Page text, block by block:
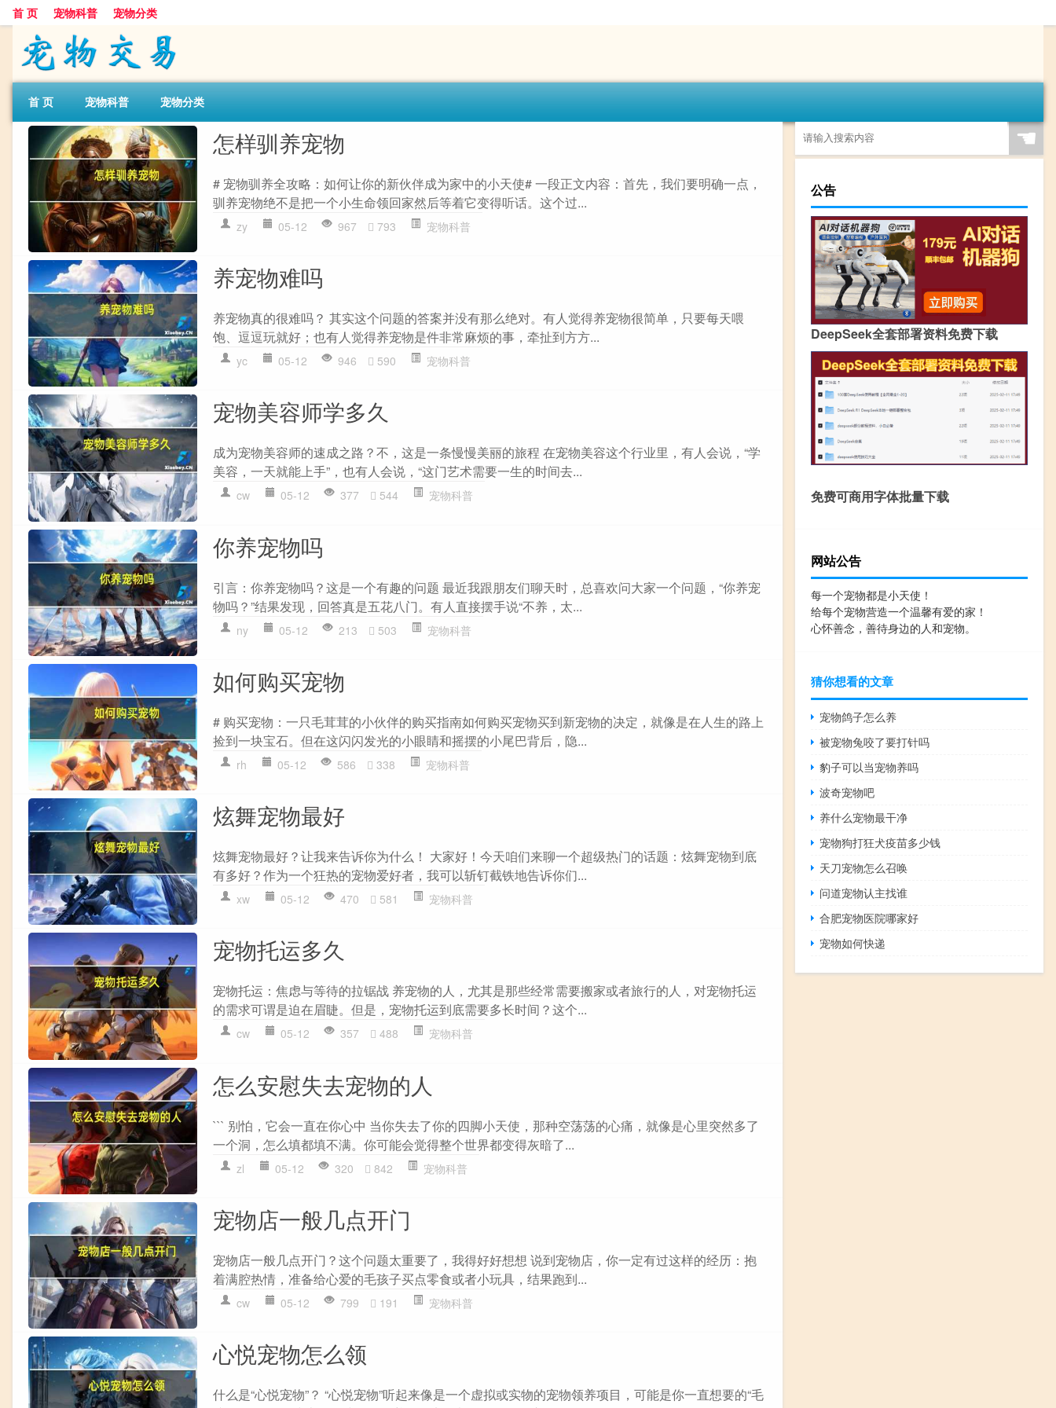
首 页 宠物科普 宠物分类
首 页 宠物科普 宠物分类
怎样驯养宠物
# 宠物驯养全攻略：如何让你的新伙伴成为家中的小天使# 一段正文内容：首先，我们要明确一点，
驯养宠物绝不是把一个小生命领回家然后等着它变得听话。这个过...
zy 05-12 967 793 宠物科普
养宠物难吗
养宠物真的很难吗？ 其实这个问题的答案并没有那么绝对。有人觉得养宠物很简单，只要每天喂
饱、逗逗玩就好；也有人觉得养宠物是件非常麻烦的事，牵扯到方方...
yc 05-12 946 590 宠物科普
宠物美容师学多久
成为宠物美容师的速成之路？不，这是一条慢慢美丽的旅程 在宠物美容这个行业里，有人会说，“学
美容，一天就能上手”，也有人会说，“这门艺术需要一生的时间去...
cw 05-12 377 544 宠物科普
你养宠物吗
引言：你养宠物吗？这是一个有趣的问题 最近我跟朋友们聊天时，总喜欢问大家一个问题，“你养宠
物吗？”结果发现，回答真是五花八门。有人直接摆手说“不养，太...
ny 05-12 213 503 宠物科普
如何购买宠物
# 购买宠物：一只毛茸茸的小伙伴的购买指南如何购买宠物买到新宠物的决定，就像是在人生的路上
捡到一块宝石。但在这闪闪发光的小眼睛和摇摆的小尾巴背后，隐...
rh 05-12 586 338 宠物科普
炫舞宠物最好
炫舞宠物最好？让我来告诉你为什么！ 大家好！今天咱们来聊一个超级热门的话题：炫舞宠物到底
有多好？作为一个狂热的宠物爱好者，我可以斩钉截铁地告诉你们...
xw 05-12 470 581 宠物科普
宠物托运多久
宠物托运：焦虑与等待的拉锯战 养宠物的人，尤其是那些经常需要搬家或者旅行的人，对宠物托运
的需求可谓是迫在眉睫。但是，宠物托运到底需要多长时间？这个...
cw 05-12 357 488 宠物科普
怎么安慰失去宠物的人
``` 别怕，它会一直在你心中 当你失去了你的四脚小天使，那种空荡荡的心痛，就像是心里突然多了
一个洞，怎么填都填不满。你可能会觉得整个世界都变得灰暗了...
zl 05-12 320 842 宠物科普
宠物店一般几点开门
宠物店一般几点开门？这个问题太重要了，我得好好想想 说到宠物店，你一定有过这样的经历：抱
着满腔热情，准备给心爱的毛孩子买点零食或者小玩具，结果跑到...
cw 05-12 799 191 宠物科普
心悦宠物怎么领
什么是“心悦宠物”？ “心悦宠物”听起来像是一个虚拟或实物的宠物领养项目，可能是你一直想要的“毛
☚
公告
DeepSeek全套部署资料免费下载
免费可商用字体批量下载
网站公告
每一个宠物都是小天使！
给每个宠物营造一个温馨有爱的家！
心怀善念，善待身边的人和宠物。
猜你想看的文章
宠物鸽子怎么养
被宠物兔咬了要打针吗
豹子可以当宠物养吗
波奇宠物吧
养什么宠物最干净
宠物狗打狂犬疫苗多少钱
天刀宠物怎么召唤
问道宠物认主找谁
合肥宠物医院哪家好
宠物如何快递